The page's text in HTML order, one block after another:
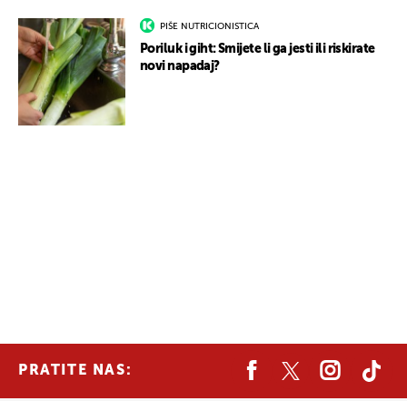
PIŠE NUTRICIONISTICA
Poriluk i giht: Smijete li ga jesti ili riskirate
novi napadaj?
PRATITE NAS: